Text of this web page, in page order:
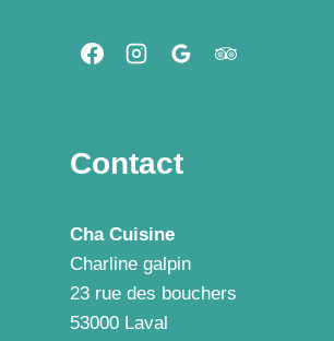
Contact
Cha Cuisine
Charline galpin
23 rue des bouchers
53000 Laval